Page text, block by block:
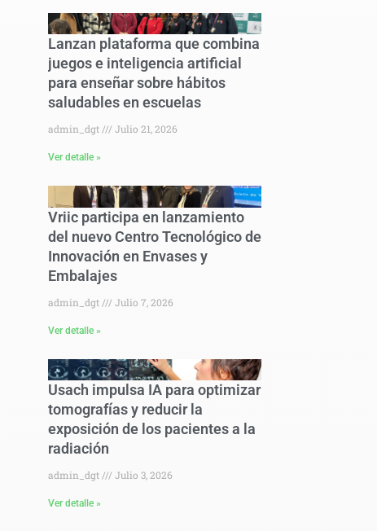
Lanzan plataforma que combina
juegos e inteligencia artificial
para enseñar sobre hábitos
saludables en escuelas
admin_dgt Julio 21, 2026
Ver detalle »
Vriic participa en lanzamiento
del nuevo Centro Tecnológico de
Innovación en Envases y
Embalajes
admin_dgt Julio 7, 2026
Ver detalle »
Usach impulsa IA para optimizar
tomografías y reducir la
exposición de los pacientes a la
radiación
admin_dgt Julio 3, 2026
Ver detalle »